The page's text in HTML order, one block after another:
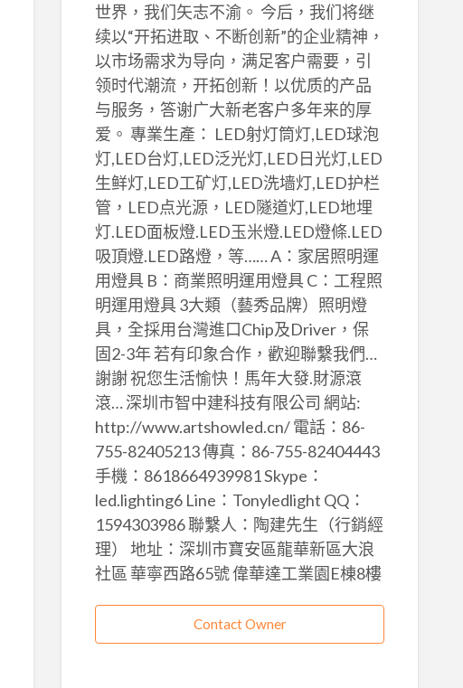
世界，我们矢志不渝。 今后，我们将继
续以“开拓进取、不断创新”的企业精神，
以市场需求为导向，满足客户需要，引
领时代潮流，开拓创新！以优质的产品
与服务，答谢广大新老客户多年来的厚
爱。 專業生產： LED射灯筒灯,LED球泡
灯,LED台灯,LED泛光灯,LED日光灯,LED
生鲜灯,LED工矿灯,LED洗墙灯,LED护栏
管，LED点光源，LED隧道灯,LED地埋
灯.LED面板燈.LED玉米燈.LED燈條.LED
吸頂燈.LED路燈，等…… A：家居照明運
用燈具 B：商業照明運用燈具 C：工程照
明運用燈具 3大類（藝秀品牌）照明燈
具，全採用台灣進口Chip及Driver，保
固2-3年 若有印象合作，歡迎聯繫我們…
謝謝 祝您生活愉快！馬年大發.財源滾
滾… 深圳市智中建科技有限公司 網站:
http://www.artshowled.cn/ 電話：86-
755-82405213 傳真：86-755-82404443
手機：8618664939981 Skype：
led.lighting6 Line：Tonyledlight QQ：
1594303986 聯繫人：陶建先生（行銷經
理） 地址：深圳市寶安區龍華新區大浪
社區 華寧西路65號 偉華達工業園E棟8樓
Contact Owner